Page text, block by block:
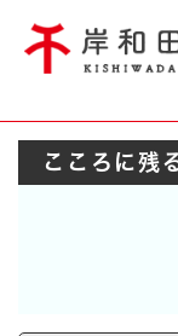
Foreign language
防災・
こころに残